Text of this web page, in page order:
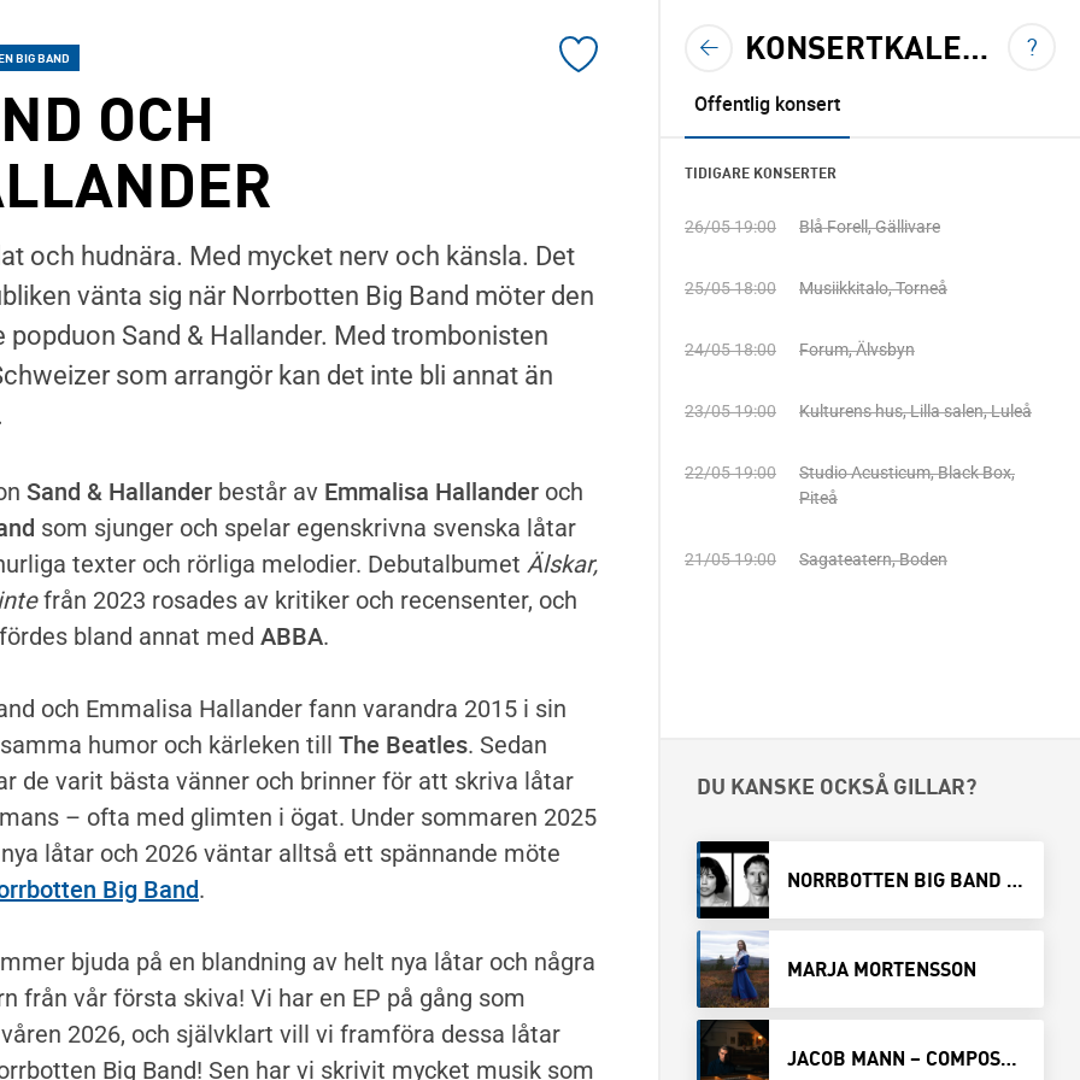
BIG BAND
OCH
Lägg
konserter
och hudnära. Med mycket nerv och känsla. Det
vänta sig när Norrbotten Big Band möter den
popduon Sand & Hallander. Med trombonisten
som arrangör kan det inte bli annat än
Sand & Hallander består av Emmalisa Hallander och
som sjunger och spelar egenskrivna svenska låtar
texter och rörliga melodier. Debutalbumet Älskar,
från 2023 rosades av kritiker och recensenter, och
bland annat med ABBA.
och Emmalisa Hallander fann varandra 2015 i sin
humor och kärleken till The Beatles. Sedan
de varit bästa vänner och brinner för att skriva låtar
– ofta med glimten i ögat. Under sommaren 2025
låtar och 2026 väntar alltså ett spännande möte
Big Band.
bjuda på en blandning av helt nya låtar och några
från vår första skiva! Vi har en EP på gång som
2026, och självklart vill vi framföra dessa låtar
Big Band! Sen har vi skrivit mycket musik som
<TILLBAKA TILL KONSERTKALENDERN
?
KONSERTKALENDER
Offentlig konsert
TIDIGARE KONSERTER
26/05 19:00 Blå Forell, Gällivare
25/05 18:00 Musiikkitalo, Torneå
24/05 18:00 Forum, Älvsbyn
23/05 19:00 Kulturens hus, Lilla salen, Luleå
22/05 19:00
Studio Acusticum, Black Box,
Piteå
21/05 19:00 Sagateatern, Boden
DU KANSKE OCKSÅ GILLAR?
NORRBOTTEN BIG BAND MÖTER KNOWER
MARJA MORTENSSON
JACOB MANN – COMPOSER IN RESIDENCE